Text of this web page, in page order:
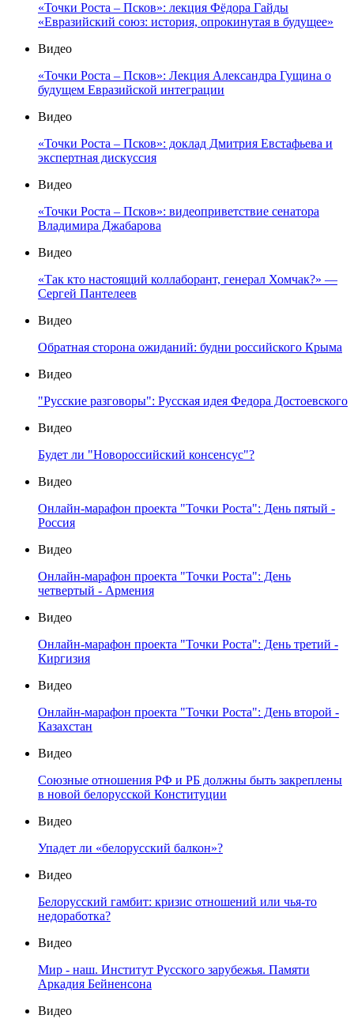
«Точки Роста – Псков»: лекция Фёдора Гайды
«Евразийский союз: история, опрокинутая в будущее»
Видео
«Точки Роста – Псков»: Лекция Александра Гущина о
будущем Евразийской интеграции
Видео
«Точки Роста – Псков»: доклад Дмитрия Евстафьева и
экспертная дискуссия
Видео
«Точки Роста – Псков»: видеоприветствие сенатора
Владимира Джабарова
Видео
«Так кто настоящий коллаборант, генерал Хомчак?» —
Сергей Пантелеев
Видео
Обратная сторона ожиданий: будни российского Крыма
Видео
"Русские разговоры": Русская идея Федора Достоевского
Видео
Будет ли "Новороссийский консенсус"?
Видео
Онлайн-марафон проекта "Точки Роста": День пятый -
Россия
Видео
Онлайн-марафон проекта "Точки Роста": День
четвертый - Армения
Видео
Онлайн-марафон проекта "Точки Роста": День третий -
Киргизия
Видео
Онлайн-марафон проекта "Точки Роста": День второй -
Казахстан
Видео
Союзные отношения РФ и РБ должны быть закреплены
в новой белорусской Конституции
Видео
Упадет ли «белорусский балкон»?
Видео
Белорусский гамбит: кризис отношений или чья-то
недоработка?
Видео
Мир - наш. Институт Русского зарубежья. Памяти
Аркадия Бейненсона
Видео